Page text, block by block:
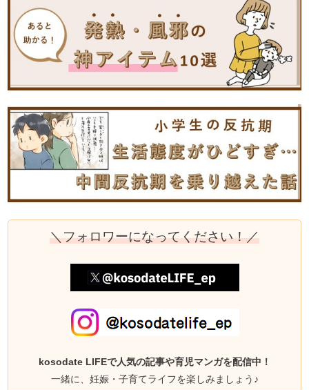
＼フォロワーになってください！／
kosodate LIFEで人気の記事や育児マンガを配信中！
一緒に、妊娠・子育てライフを楽しみましょう♪